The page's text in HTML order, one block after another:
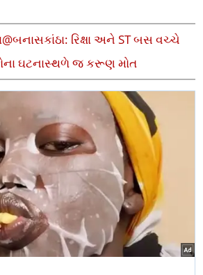
રિક્ષા અને ST બસ વચ્ચે
ઘટનાસ્થળે જ કરૂણ મોત